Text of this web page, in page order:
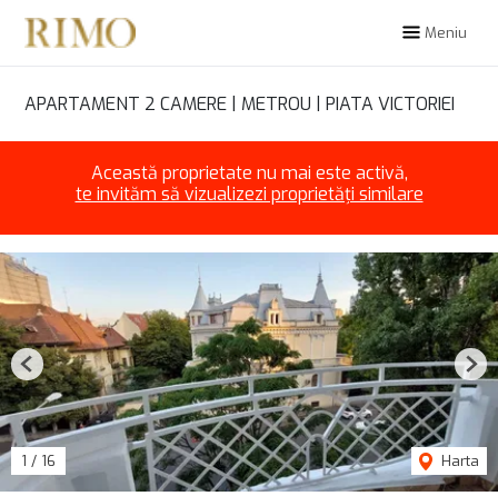
Meniu
APARTAMENT 2 CAMERE | METROU | PIATA VICTORIEI
Această proprietate nu mai este activă,
te invităm să vizualizezi proprietăți similare
1 / 16 Harta
Previous